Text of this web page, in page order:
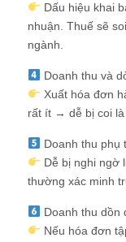
Dấu hiệu khai
nhuận. Thuế sẽ
ngành.
Doanh thu và
Xuất hóa đơn
rất ít → dễ bị coi là
Doanh thu phụ
Dễ bị nghi ngờ
thường xác minh
Doanh thu dồn
Nếu hóa đơn